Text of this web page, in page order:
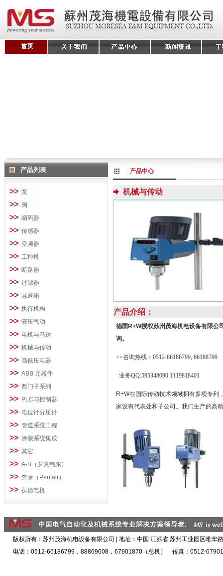
产品列表
>> 泵
>> 阀
>> 编码器
>> 传感器
>> 变频器
>> 工控机
>> 断路器
>> 过滤器
>> 减速箱
>> 执行机构
>> 液压气动
>> 电机与马达
>> 机械与传动
>> 高低压电器
>> ABB 元器件
>> 西门子系列
>> PLC与控制器
>> 电位计分压计
>> 管道系统工程
>> 涂装系统集成
>> 其它
>> A-B（罗克韦尔）
>> 奔泰（Pentair）
>> 葆德电机
产品中心
机械与传动
产品介绍：
德国R+W授权苏州茂海机电设备有限公
询。
>>咨询热线：0512-66186799, 66188799
业务QQ:595348090 1119818401
R+W在国际传动技术领域拥有多项专
家设有代表处和子公司。我们生产的高
版权所有：苏州茂海机电设备有限公司 | 地址：中国 江苏省 苏州工业园区唯华
电话：0512-66186799，88869608，67901870（总机） 传真：0512-